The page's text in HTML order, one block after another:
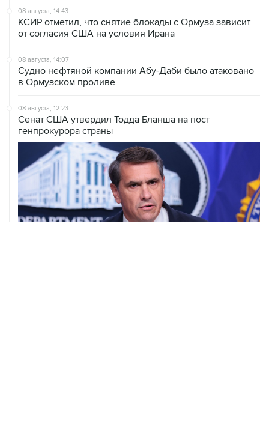
08 августа, 14:43
КСИР отметил, что снятие блокады с Ормуза зависит
от согласия США на условия Ирана
08 августа, 14:07
Судно нефтяной компании Абу-Даби было атаковано
в Ормузском проливе
08 августа, 12:23
Сенат США утвердил Тодда Бланша на пост
генпрокурора страны